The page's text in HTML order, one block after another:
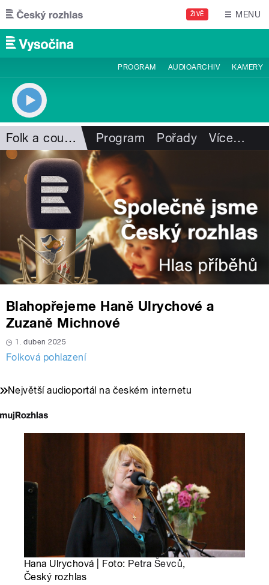
Přejít k hlavnímu obsahu
ŽIVĚ MENU
PROGRAM AUDIOARCHIV KAMERY
Folk a country Program Pořady Více…
Blahopřejeme Haně Ulrychové a
Zuzaně Michnové
1. duben 2025
Folková pohlazení
Největší audioportál na českém internetu
Hana Ulrychová | Foto: Petra Ševců,
Český rozhlas